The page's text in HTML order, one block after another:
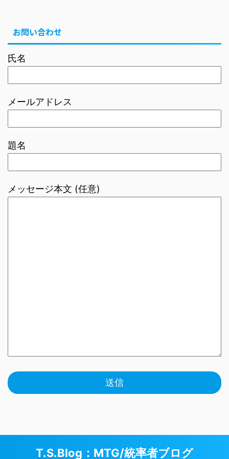
お問い合わせ
氏名
メールアドレス
題名
メッセージ本文 (任意)
T.S.Blog：MTG/統率者ブログ